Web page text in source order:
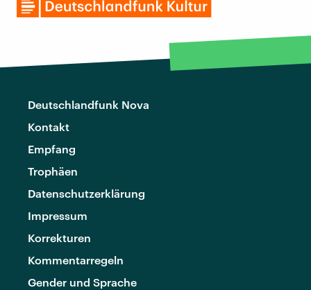
Deutschlandfunk Nova
Kontakt
Empfang
Trophäen
Datenschutzerklärung
Impressum
Korrekturen
Kommentarregeln
Gender und Sprache